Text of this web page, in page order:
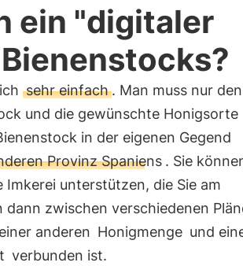
ein "digitaler
sehr einfach. Man muss nur den
und die gewünschte Honigsorte
in der eigenen Gegend
Provinz Spaniens . Sie
unterstützen, die Sie am
zwischen verschiedenen
anderen Honigmenge und
verbunden ist.